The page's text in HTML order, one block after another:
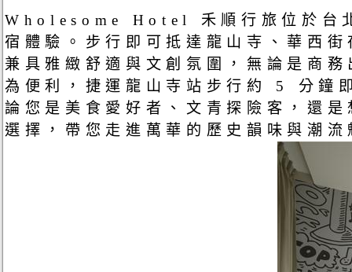
Wholesome Hotel 禾順行旅位於台北
宿體驗。步行即可抵達龍山寺、華西
兼具雅緻舒適與文創氛圍，無論是商
為便利，捷運龍山寺站步行約 5 分鐘
論您是美食愛好者、文青探險客，還
選擇，帶您走進萬華的歷史韻味與潮流